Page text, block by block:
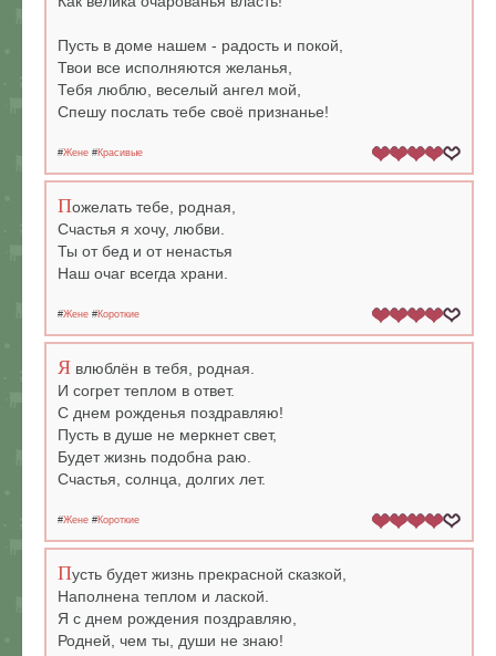
Пусть в доме нашем - радость и покой,
Твои все исполняются желанья,
Тебя люблю, веселый ангел мой,
Спешу послать тебе своё признанье!
#Жене #Красивые
Пожелать тебе, родная,
Счастья я хочу, любви.
Ты от бед и от ненастья
Наш очаг всегда храни.
#Жене #Короткие
Я влюблён в тебя, родная.
И согрет теплом в ответ.
С днем рожденья поздравляю!
Пусть в душе не меркнет свет,
Будет жизнь подобна раю.
Счастья, солнца, долгих лет.
#Жене #Короткие
Пусть будет жизнь прекрасной сказкой,
Наполнена теплом и лаской.
Я с днем рождения поздравляю,
Родней, чем ты, души не знаю!